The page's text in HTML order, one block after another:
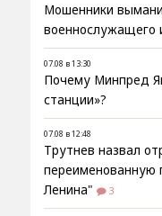
Мошенники
военнослужащего
07.08 в 13:30
Почему Минпред
станции»?
07.08 в 12:48
Трутнев назвал
переименованную
Ленина"
3